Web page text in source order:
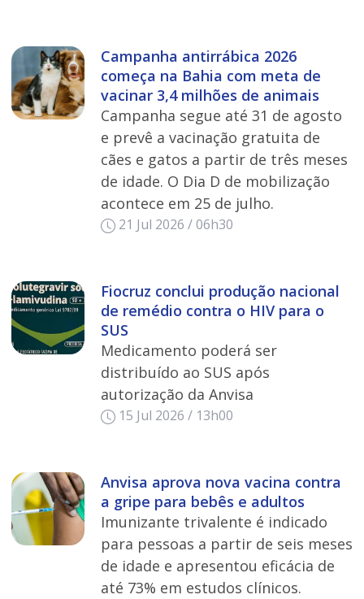
Campanha antirrábica 2026
começa na Bahia com meta de
vacinar 3,4 milhões de animais
Campanha segue até 31 de agosto
e prevê a vacinação gratuita de
cães e gatos a partir de três meses
de idade. O Dia D de mobilização
acontece em 25 de julho.
21 Jul 2026 / 06h30
Fiocruz conclui produção nacional
de remédio contra o HIV para o
SUS
Medicamento poderá ser
distribuído ao SUS após
autorização da Anvisa
15 Jul 2026 / 13h00
Anvisa aprova nova vacina contra
a gripe para bebês e adultos
Imunizante trivalente é indicado
para pessoas a partir de seis meses
de idade e apresentou eficácia de
até 73% em estudos clínicos.